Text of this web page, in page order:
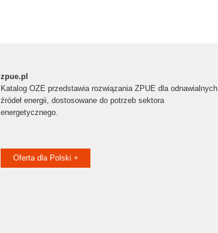
zpue.pl
Katalog OZE przedstawia rozwiązania ZPUE dla odnawialnych
źródeł energii, dostosowane do potrzeb sektora
energetycznego.
Oferta dla Polski +